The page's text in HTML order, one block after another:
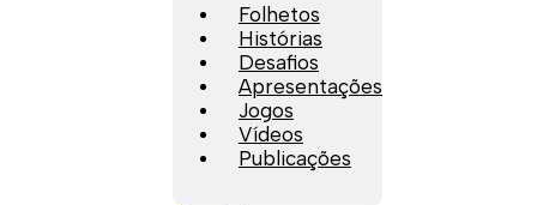
Folhetos
Histórias
Desafios
Apresentações
Jogos
Vídeos
Publicações